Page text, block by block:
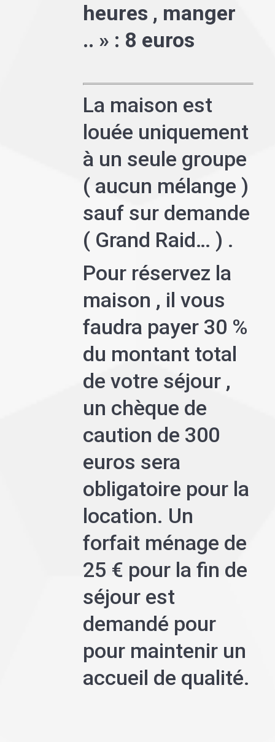
heures , manger
.. » : 8 euros
La maison est
louée uniquement
à un seule groupe
( aucun mélange )
sauf sur demande
( Grand Raid… ) .
Pour réservez la
maison , il vous
faudra payer 30 %
du montant total
de votre séjour ,
un chèque de
caution de 300
euros sera
obligatoire pour la
location. Un
forfait ménage de
25 € pour la fin de
séjour est
demandé pour
pour maintenir un
accueil de qualité.